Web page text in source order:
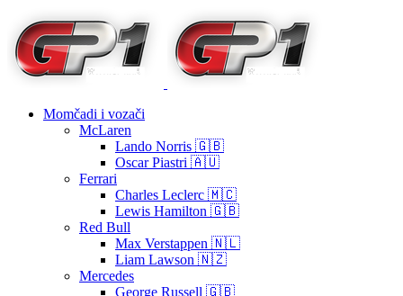
Momčadi i vozači
McLaren
Lando Norris 🇬🇧
Oscar Piastri 🇦🇺
Ferrari
Charles Leclerc 🇲🇨
Lewis Hamilton 🇬🇧
Red Bull
Max Verstappen 🇳🇱
Liam Lawson 🇳🇿
Mercedes
George Russell 🇬🇧